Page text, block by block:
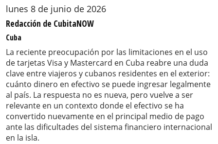
lunes 8 de junio de 2026
Redacción de CubitaNOW
Cuba
La reciente preocupación por las limitaciones en el uso
de tarjetas Visa y Mastercard en Cuba reabre una duda
clave entre viajeros y cubanos residentes en el exterior:
cuánto dinero en efectivo se puede ingresar legalmente
al país. La respuesta no es nueva, pero vuelve a ser
relevante en un contexto donde el efectivo se ha
convertido nuevamente en el principal medio de pago
ante las dificultades del sistema financiero internacional
en la isla.